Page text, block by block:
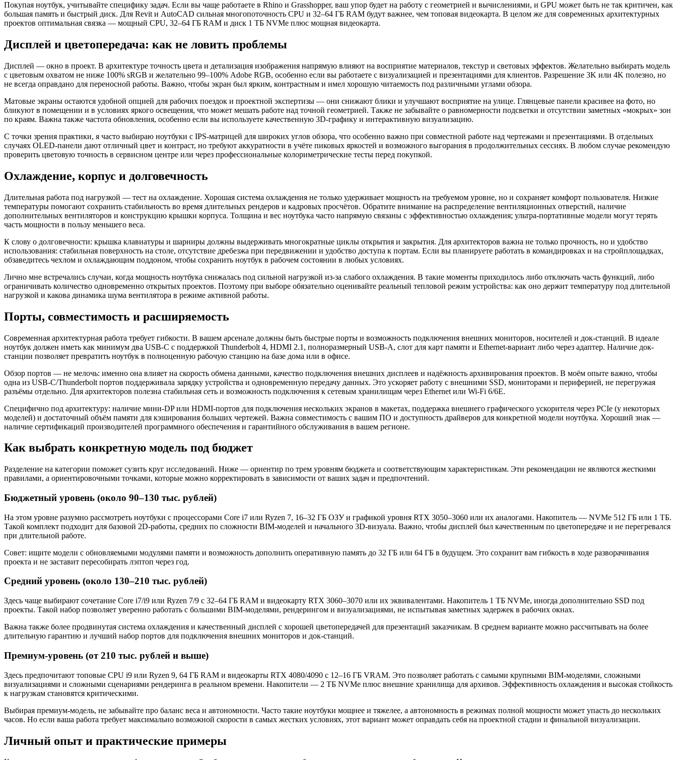
Покупая ноутбук, учитывайте специфику задач. Если вы чаще работаете в Rhino и Grasshopper, ваш упор будет на работу с геометрией и вычислениями, и GPU может быть не так критичен, как
большая память и быстрый диск. Для Revit и AutoCAD сильная многопоточность CPU и 32–64 ГБ RAM будут важнее, чем топовая видеокарта. В целом же для современных архитектурных
проектов оптимальная связка — мощный CPU, 32–64 ГБ RAM и диск 1 ТБ NVMe плюс мощная видеокарта.
Дисплей и цветопередача: как не ловить проблемы
Дисплей — окно в проект. В архитектуре точность цвета и детализация изображения напрямую влияют на восприятие материалов, текстур и световых эффектов. Желательно выбирать модель
с цветовым охватом не ниже 100% sRGB и желательно 99–100% Adobe RGB, особенно если вы работаете с визуализацией и презентациями для клиентов. Разрешение 3K или 4K полезно, но
не всегда оправдано для переносной работы. Важно, чтобы экран был ярким, контрастным и имел хорошую читаемость под различными углами обзора.
Матовые экраны остаются удобной опцией для рабочих поездок и проектной экспертизы — они снижают блики и улучшают восприятие на улице. Глянцевые панели красивее на фото, но
бликуют в помещении и в условиях яркого освещения, что может мешать работе над точной геометрией. Также не забывайте о равномерности подсветки и отсутствии заметных «мокрых» зон
по краям. Важна также частота обновления, особенно если вы используете качественную 3D-графику и интерактивную визуализацию.
С точки зрения практики, я часто выбираю ноутбуки с IPS-матрицей для широких углов обзора, что особенно важно при совместной работе над чертежами и презентациями. В отдельных
случаях OLED-панели дают отличный цвет и контраст, но требуют аккуратности в учёте пиковых яркостей и возможного выгорания в продолжительных сессиях. В любом случае рекомендую
проверить цветовую точность в сервисном центре или через профессиональные колориметрические тесты перед покупкой.
Охлаждение, корпус и долговечность
Длительная работа под нагрузкой — тест на охлаждение. Хорошая система охлаждения не только удерживает мощность на требуемом уровне, но и сохраняет комфорт пользователя. Низкие
температуры помогают сохранить стабильность во время длительных рендеров и кадровых просчётов. Обратите внимание на распределение вентиляционных отверстий, наличие
дополнительных вентиляторов и конструкцию крышки корпуса. Толщина и вес ноутбука часто напрямую связаны с эффективностью охлаждения; ультра-портативные модели могут терять
часть мощности в пользу меньшего веса.
К слову о долговечности: крышка клавиатуры и шарниры должны выдерживать многократные циклы открытия и закрытия. Для архитекторов важна не только прочность, но и удобство
использования: стабильная поверхность на столе, отсутствие дребезжа при передвижении и удобство доступа к портам. Если вы планируете работать в командировках и на стройплощадках,
обзаведитесь чехлом и охлаждающим поддоном, чтобы сохранить ноутбук в рабочем состоянии в любых условиях.
Лично мне встречались случаи, когда мощность ноутбука снижалась под сильной нагрузкой из-за слабого охлаждения. В такие моменты приходилось либо отключать часть функций, либо
ограничивать количество одновременно открытых проектов. Поэтому при выборе обязательно оценивайте реальный тепловой режим устройства: как оно держит температуру под длительной
нагрузкой и какова динамика шума вентилятора в режиме активной работы.
Порты, совместимость и расширяемость
Современная архитектурная работа требует гибкости. В вашем арсенале должны быть быстрые порты и возможность подключения внешних мониторов, носителей и док-станций. В идеале
ноутбук должен иметь как минимум два USB-C с поддержкой Thunderbolt 4, HDMI 2.1, полноразмерный USB-A, слот для карт памяти и Ethernet-вариант либо через адаптер. Наличие док-
станции позволяет превратить ноутбук в полноценную рабочую станцию на базе дома или в офисе.
Обзор портов — не мелочь: именно она влияет на скорость обмена данными, качество подключения внешних дисплеев и надёжность архивирования проектов. В моём опыте важно, чтобы
одна из USB-C/Thunderbolt портов поддерживала зарядку устройства и одновременную передачу данных. Это ускоряет работу с внешними SSD, мониторами и периферией, не перегружая
разъёмы отдельно. Для архитекторов полезна стабильная сеть и возможность подключения к сетевым хранилищам через Ethernet или Wi‑Fi 6/6E.
Специфично под архитектуру: наличие мини‑DP или HDMI-портов для подключения нескольких экранов в макетах, поддержка внешнего графического ускорителя через PCIe (у некоторых
моделей) и достаточный объём памяти для кэширования больших чертежей. Важна совместимость с вашим ПО и доступность драйверов для конкретной модели ноутбука. Хороший знак —
наличие сертификаций производителей программного обеспечения и гарантийного обслуживания в вашем регионе.
Как выбрать конкретную модель под бюджет
Разделение на категории поможет сузить круг исследований. Ниже — ориентир по трем уровням бюджета и соответствующим характеpистикам. Эти рекомендации не являются жесткими
правилами, а ориентировочными точками, которые можно корректировать в зависимости от ваших задач и предпочтений.
Бюджетный уровень (около 90–130 тыс. рублей)
На этом уровне разумно рассмотреть ноутбуки с процессорами Core i7 или Ryzen 7, 16–32 ГБ ОЗУ и графикой уровня RTX 3050–3060 или их аналогами. Накопитель — NVMe 512 ГБ или 1 ТБ.
Такой комплект подходит для базовой 2D‑работы, средних по сложности BIM‑моделей и начального 3D‑визуала. Важно, чтобы дисплей был качественным по цветопередаче и не перегревался
при длительной работе.
Совет: ищите модели с обновляемыми модулями памяти и возможность дополнить оперативную память до 32 ГБ или 64 ГБ в будущем. Это сохранит вам гибкость в ходе разворачивания
проекта и не заставит пересобирать лэптоп через год.
Средний уровень (около 130–210 тыс. рублей)
Здесь чаще выбирают сочетание Core i7/i9 или Ryzen 7/9 с 32–64 ГБ RAM и видеокарту RTX 3060–3070 или их эквивалентами. Накопитель 1 ТБ NVMe, иногда дополнительно SSD под
проекты. Такой набор позволяет уверенно работать с большими BIM‑моделями, рендерингом и визуализациями, не испытывая заметных задержек в рабочих окнах.
Важна также более продвинутая система охлаждения и качественный дисплей с хорошей цветопередачей для презентаций заказчикам. В среднем варианте можно рассчитывать на более
длительную гарантию и лучший набор портов для подключения внешних мониторов и док-станций.
Премиум‑уровень (от 210 тыс. рублей и выше)
Здесь предпочитают топовые CPU i9 или Ryzen 9, 64 ГБ RAM и видеокарты RTX 4080/4090 с 12–16 ГБ VRAM. Это позволяет работать с самыми крупными BIM‑моделями, сложными
визуализациями и сложными сценариями рендеринга в реальном времени. Накопители — 2 ТБ NVMe плюс внешние хранилища для архивов. Эффективность охлаждения и высокая стойкость
к нагрузкам становятся критическими.
Выбирая премиум‑модель, не забывайте про баланс веса и автономности. Часто такие ноутбуки мощнее и тяжелее, а автономность в режимах полной мощности может упасть до нескольких
часов. Но если ваша работа требует максимально возможной скорости в самых жестких условиях, этот вариант может оправдать себя на проектной стадии и финальной визуализации.
Личный опыт и практические примеры